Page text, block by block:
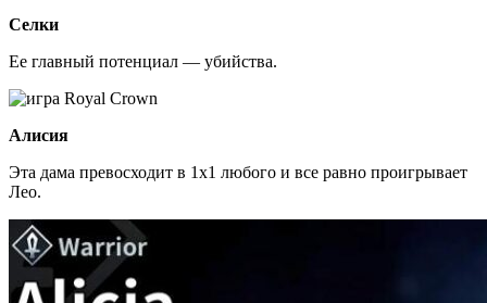
Селки
Ее главный потенциал — убийства.
Алисия
Эта дама превосходит в 1х1 любого и все равно проигрывает
Лео.